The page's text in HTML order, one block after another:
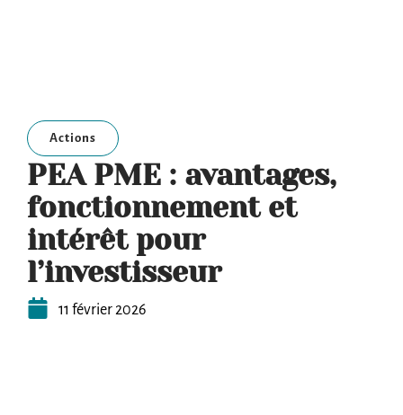
Actions
PEA PME : avantages,
fonctionnement et
intérêt pour
l’investisseur
11 février 2026